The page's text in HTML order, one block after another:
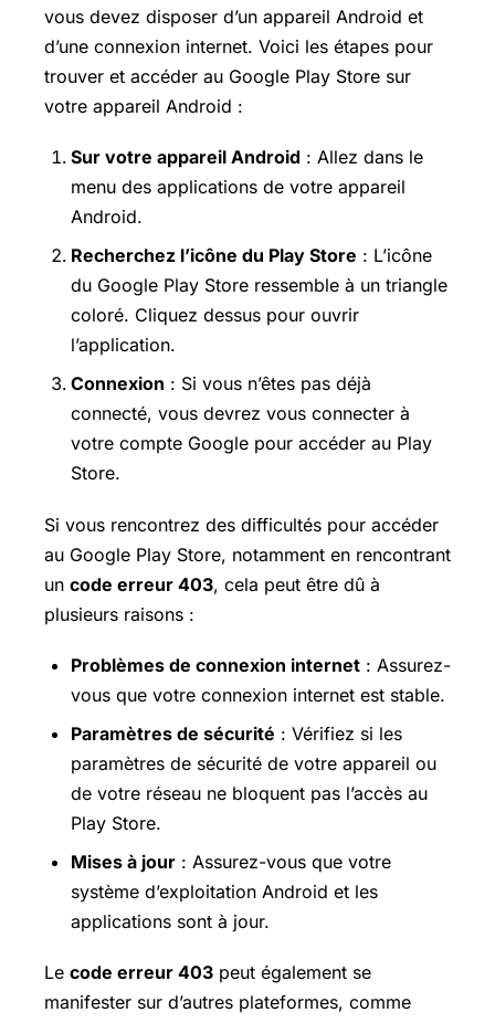
vous devez disposer d’un appareil Android et
d’une connexion internet. Voici les étapes pour
trouver et accéder au Google Play Store sur
votre appareil Android :
Sur votre appareil Android : Allez dans le
menu des applications de votre appareil
Android.
Recherchez l’icône du Play Store : L’icône
du Google Play Store ressemble à un triangle
coloré. Cliquez dessus pour ouvrir
l’application.
Connexion : Si vous n’êtes pas déjà
connecté, vous devrez vous connecter à
votre compte Google pour accéder au Play
Store.
Si vous rencontrez des difficultés pour accéder
au Google Play Store, notamment en rencontrant
un code erreur 403, cela peut être dû à
plusieurs raisons :
Problèmes de connexion internet : Assurez-
vous que votre connexion internet est stable.
Paramètres de sécurité : Vérifiez si les
paramètres de sécurité de votre appareil ou
de votre réseau ne bloquent pas l’accès au
Play Store.
Mises à jour : Assurez-vous que votre
système d’exploitation Android et les
applications sont à jour.
Le code erreur 403 peut également se
manifester sur d’autres plateformes, comme